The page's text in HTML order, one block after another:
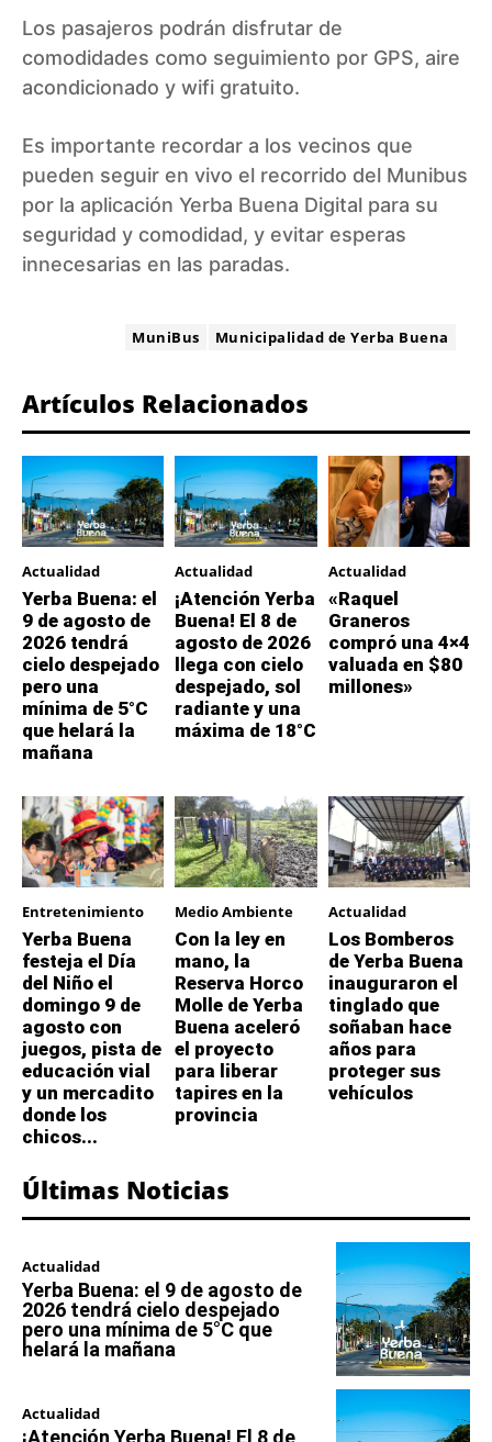
Los pasajeros podrán disfrutar de
comodidades como seguimiento por GPS, aire
acondicionado y wifi gratuito.
Es importante recordar a los vecinos que
pueden seguir en vivo el recorrido del Munibus
por la aplicación Yerba Buena Digital para su
seguridad y comodidad, y evitar esperas
innecesarias en las paradas.
MuniBus Municipalidad de Yerba Buena
Artículos Relacionados
Actualidad
Yerba Buena: el
9 de agosto de
2026 tendrá
cielo despejado
pero una
mínima de 5°C
que helará la
mañana
Actualidad
¡Atención Yerba
Buena! El 8 de
agosto de 2026
llega con cielo
despejado, sol
radiante y una
máxima de 18°C
Actualidad
«Raquel
Graneros
compró una 4×4
valuada en $80
millones»
Entretenimiento
Yerba Buena
festeja el Día
del Niño el
domingo 9 de
agosto con
juegos, pista de
educación vial
y un mercadito
donde los
chicos...
Medio Ambiente
Con la ley en
mano, la
Reserva Horco
Molle de Yerba
Buena aceleró
el proyecto
para liberar
tapires en la
provincia
Actualidad
Los Bomberos
de Yerba Buena
inauguraron el
tinglado que
soñaban hace
años para
proteger sus
vehículos
Últimas Noticias
Actualidad
Yerba Buena: el 9 de agosto de
2026 tendrá cielo despejado
pero una mínima de 5°C que
helará la mañana
Actualidad
¡Atención Yerba Buena! El 8 de